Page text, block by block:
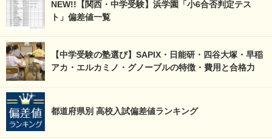
NEW!!【関西・中学受験】浜学園「小6合否判定テス
ト」偏差値一覧
【中学受験の塾選び】SAPIX・日能研・四谷大塚・早稲
アカ・エルカミノ・グノーブルの特徴・費用と合格力
都道府県別 高校入試偏差値ランキング